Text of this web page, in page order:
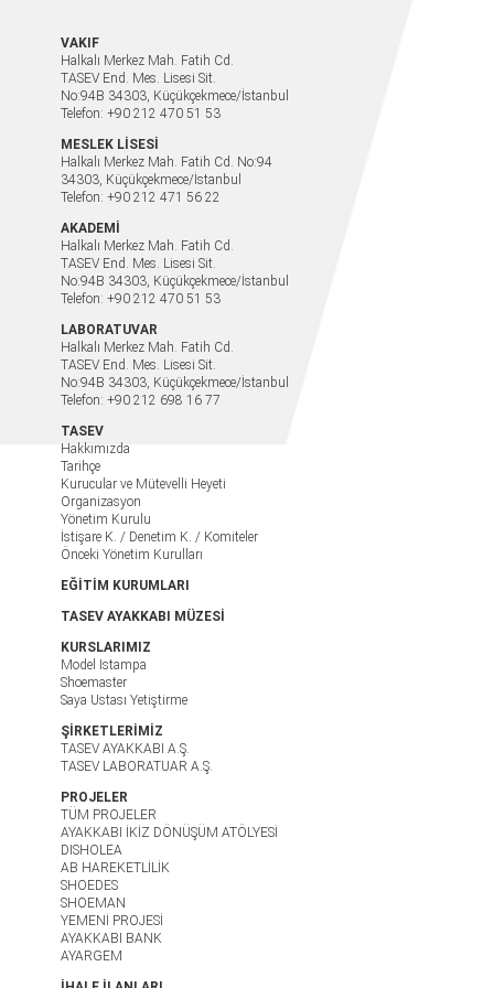
VAKIF
Halkalı Merkez Mah. Fatih Cd.
TASEV End. Mes. Lisesi Sit.
No:94B 34303, Küçükçekmece/İstanbul
Telefon: +90 212 470 51 53
MESLEK LİSESİ
Halkalı Merkez Mah. Fatih Cd. No:94
34303, Küçükçekmece/İstanbul
Telefon: +90 212 471 56 22
AKADEMİ
Halkalı Merkez Mah. Fatih Cd.
TASEV End. Mes. Lisesi Sit.
No:94B 34303, Küçükçekmece/İstanbul
Telefon: +90 212 470 51 53
LABORATUVAR
Halkalı Merkez Mah. Fatih Cd.
TASEV End. Mes. Lisesi Sit.
No:94B 34303, Küçükçekmece/İstanbul
Telefon: +90 212 698 16 77
TASEV
Hakkımızda
Tarihçe
Kurucular ve Mütevelli Heyeti
Organizasyon
Yönetim Kurulu
İstişare K. / Denetim K. / Komiteler
Önceki Yönetim Kurulları
EĞİTİM KURUMLARI
TASEV AYAKKABI MÜZESİ
KURSLARIMIZ
Model Istampa
Shoemaster
Saya Ustası Yetiştirme
ŞİRKETLERİMİZ
TASEV AYAKKABI A.Ş.
TASEV LABORATUAR A.Ş.
PROJELER
TÜM PROJELER
AYAKKABI İKİZ DÖNÜŞÜM ATÖLYESİ
DISHOLEA
AB HAREKETLİLİK
SHOEDES
SHOEMAN
YEMENİ PROJESİ
AYAKKABI BANK
AYARGEM